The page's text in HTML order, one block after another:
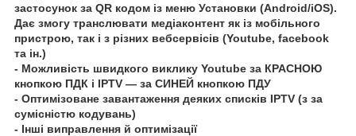
застосунок за QR кодом із меню Установки (Android/iOS).
Дає змогу транслювати медіаконтент як із мобільного
пристрою, так і з різних вебсервісів (Youtube, facebook
та ін.)
- Можливість швидкого виклику Youtube за КРАСНОЮ
кнопкою ПДК і IPTV — за СИНЕЙ кнопкою ПДУ
- Оптимізоване завантаження деяких списків IPTV (з за
сумісністю кодувань)
- Інші виправлення й оптимізації